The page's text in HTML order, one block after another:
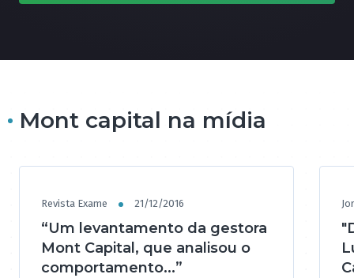
Mont capital na mídia
Revista Exame 21/12/2016
“Um levantamento da gestora
Mont Capital, que analisou o
comportamento...”